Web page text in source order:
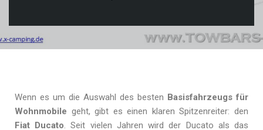
Wenn es um die Auswahl des besten Basisfahrzeugs für
Wohnmobile geht, gibt es einen klaren Spitzenreiter: den
Fiat Ducato. Seit vielen Jahren wird der Ducato als das